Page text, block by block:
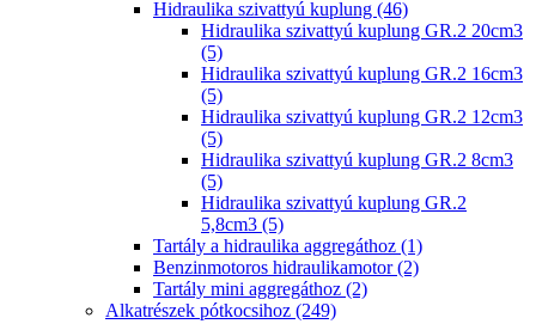
Hidraulika szivattyú kuplung (46)
Hidraulika szivattyú kuplung GR.2 20cm3
(5)
Hidraulika szivattyú kuplung GR.2 16cm3
(5)
Hidraulika szivattyú kuplung GR.2 12cm3
(5)
Hidraulika szivattyú kuplung GR.2 8cm3
(5)
Hidraulika szivattyú kuplung GR.2
5,8cm3 (5)
Tartály a hidraulika aggregáthoz (1)
Benzinmotoros hidraulikamotor (2)
Tartály mini aggregáthoz (2)
Alkatrészek pótkocsihoz (249)